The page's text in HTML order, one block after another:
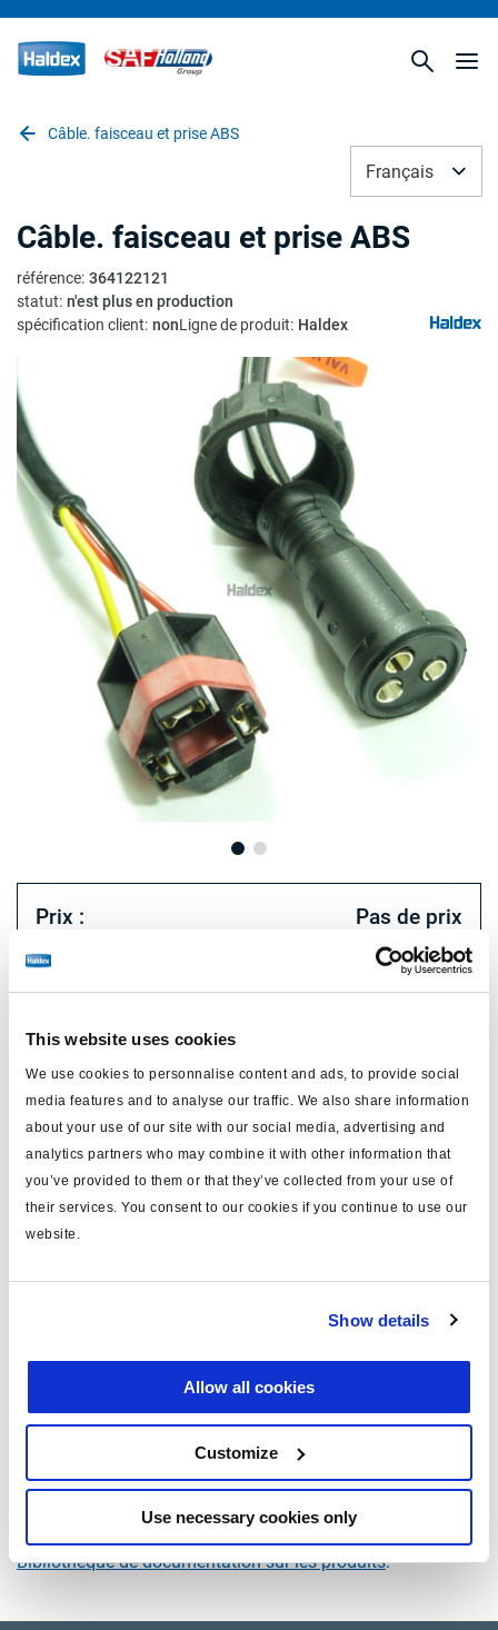
This website uses cookies
We use cookies to personnalise content and ads, to provide social
media features and to analyse our traffic. We also share information
about your use of our site with our social media, advertising and
analytics partners who may combine it with other information that
you’ve provided to them or that they’ve collected from your use of
their services. You consent to our cookies if you continue to use our
website.
Show details
Allow all cookies
Customize
Use necessary cookies only
Câble. faisceau et prise ABS
Français
Câble. faisceau et prise ABS
référence: 364122121
statut: n'est plus en production
spécification client: nonLigne de produit: Haldex
Prix : Pas de prix
Connectez-vous pour voir le stock et commander.
Spécifications techniques
type MRV cable
MODAL oui
longueur (m) 4
note
tension (V) 24
Documents
Consultez toutes les publications connexes dans notre
Bibliothèque de documentation sur les produits.